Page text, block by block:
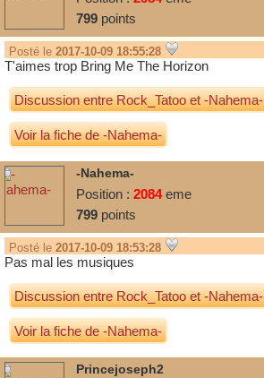
799 points
Posté le 2017-10-09 18:55:28
T'aimes trop Bring Me The Horizon
Discussion entreRock_Tatooet-Nahema-
Voir la fiche de -Nahema-
-Nahema-
Position : 2084eme
799 points
Posté le 2017-10-09 18:53:28
Pas mal les musiques
Discussion entreRock_Tatooet-Nahema-
Voir la fiche de -Nahema-
Princejoseph2